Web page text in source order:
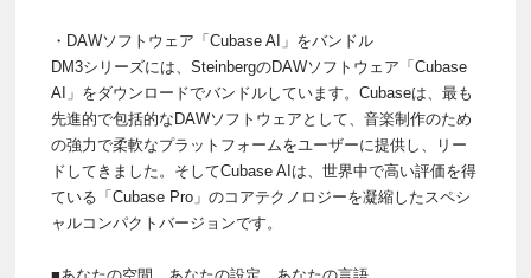
・DAWソフトウェア「Cubase AI」をバンドル
DM3シリーズには、SteinbergのDAWソフトウェア「Cubase
AI」をダウンロードでバンドルしています。Cubaseは、最も
先進的で包括的なDAWソフトウェアとして、音楽制作のため
の強力で柔軟なプラットフォームをユーザーに提供し、リー
ドしてきました。そしてCubase AIは、世界中で高い評価を得
ている「Cubase Pro」のコアテクノロジーを凝縮したスペシ
ャルコンパクトバージョンです。